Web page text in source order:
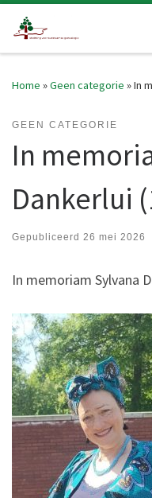
Skip to content
Home »Geen categorie »In
GEEN CATEGORIE
In
Dankerlui
Gepubliceerd 26 mei 2026
In memoriam Sylvana